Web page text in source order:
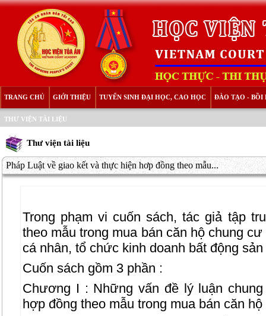
TRANG CHỦ GIỚI THIỆU TUYỂN SINH ĐẠI HỌC, CAO HỌC ĐÀO TẠO - BỒI
THƯ VIỆN TÀI LIỆU
Thư viện tài liệu
Pháp Luật về giao kết và thực hiện hơp đồng theo mẫu...
Trong phạm vi cuốn sách, tác giả tập
theo mẫu trong mua bán căn hộ chung
cá nhân, tổ chức kinh doanh bất động
Cuốn sách gồm 3 phần :
Chương I : Những vấn đề lý luận
hợp đồng theo mẫu trong mua bán căn